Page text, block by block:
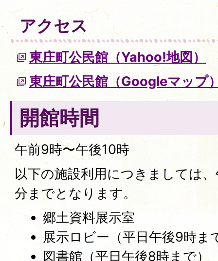
アクセス
東庄町公民館（Yahoo!地図）
東庄町公民館（Googleマップ
開館時間
午前9時〜午後10時
以下の施設利用につきましては
分までとなります。
​郷土資料展示室
展示ロビー（平日午後9時ま
図書館（平日午後8時まで）